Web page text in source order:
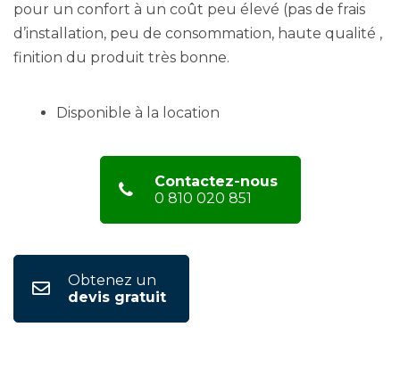
pour un confort à un coût peu élevé (pas de frais
d’installation, peu de consommation, haute qualité ,
finition du produit très bonne.
Disponible à la location
Contactez-nous
0 810 020 851
Obtenez un
devis gratuit